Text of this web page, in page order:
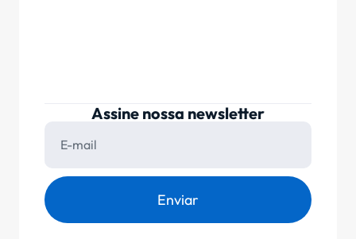
Assine nossa newsletter
Enviar